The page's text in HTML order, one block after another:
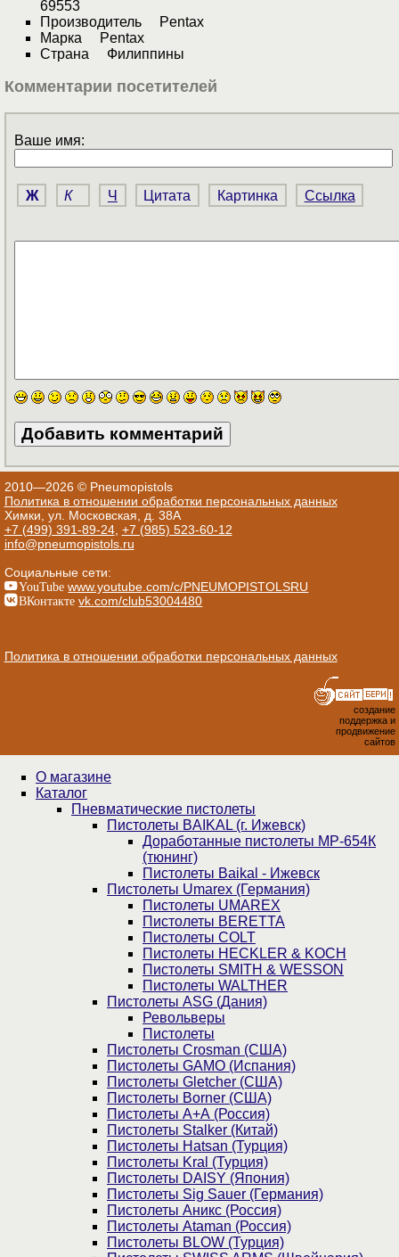
69553
Производитель Pentax
Марка Pentax
Страна Филиппины
Комментарии посетителей
Ваше имя:
Ж К Ч Цитата Картинка Ссылка
2010—2026 © Pneumopistols
Политика в отношении обработки персональных данных
Химки, ул. Московская, д. 38А
+7 (499) 391-89-24, +7 (985) 523-60-12
info@pneumopistols.ru
Социальные сети:
YouTube www.youtube.com/c/PNEUMOPISTOLSRU
ВКонтакте vk.com/club53004480
Политика в отношении обработки персональных данных
создание
поддержка и
продвижение
сайтов
О магазине
Каталог
Пнев­ма­ти­чес­кие пистолеты
Пистолеты BAIKAL (г. Ижевск)
Доработанные пистолеты МР-654К
(тюнинг)
Пистолеты Baikal - Ижевск
Пистолеты Umarex (Германия)
Пистолеты UMAREX
Пистолеты BERETTA
Пистолеты COLT
Пистолеты HECKLER & KOCH
Пистолеты SMITH & WESSON
Пистолеты WALTHER
Пистолеты ASG (Дания)
Револьверы
Пистолеты
Пистолеты Crosman (США)
Пистолеты GAMO (Испания)
Пистолеты Gletcher (США)
Пистолеты Borner (США)
Пистолеты А+А (Россия)
Пистолеты Stalker (Китай)
Пистолеты Hatsan (Турция)
Пистолеты Kral (Турция)
Пистолеты DAISY (Япония)
Пистолеты Sig Sauer (Германия)
Пистолеты Аникс (Россия)
Пистолеты Ataman (Россия)
Пистолеты BLOW (Турция)